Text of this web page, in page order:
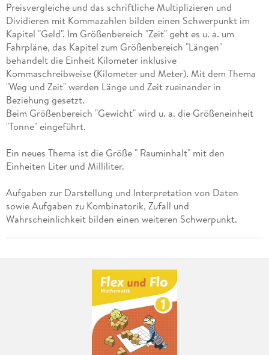
Preisvergleiche und das schriftliche Multiplizieren und
Dividieren mit Kommazahlen bilden einen Schwerpunkt im
Kapitel "Geld". Im Größenbereich "Zeit" geht es u. a. um
Fahrpläne, das Kapitel zum Größenbereich "Längen"
behandelt die Einheit Kilometer inklusive
Kommaschreibweise (Kilometer und Meter). Mit dem Thema
"Weg und Zeit" werden Länge und Zeit zueinander in
Beziehung gesetzt.
Beim Größenbereich "Gewicht" wird u. a. die Größeneinheit
"Tonne" eingeführt.
Ein neues Thema ist die Größe " Rauminhalt" mit den
Einheiten Liter und Milliliter.
Aufgaben zur Darstellung und Interpretation von Daten
sowie Aufgaben zu Kombinatorik, Zufall und
Wahrscheinlichkeit bilden einen weiteren Schwerpunkt.